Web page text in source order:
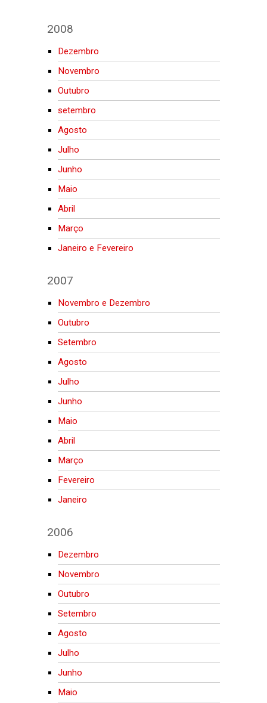
2008
Dezembro
Novembro
Outubro
setembro
Agosto
Julho
Junho
Maio
Abril
Março
Janeiro e Fevereiro
2007
Novembro e Dezembro
Outubro
Setembro
Agosto
Julho
Junho
Maio
Abril
Março
Fevereiro
Janeiro
2006
Dezembro
Novembro
Outubro
Setembro
Agosto
Julho
Junho
Maio